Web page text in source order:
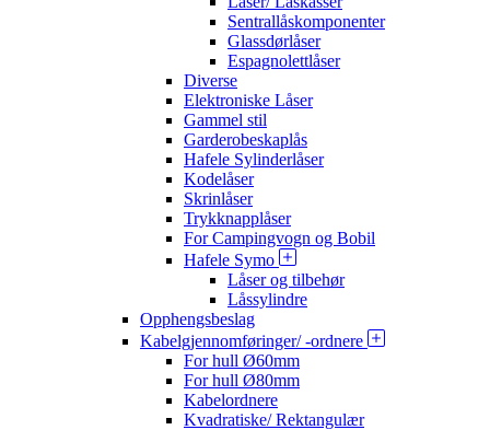
Sentrallåskomponenter
Glassdørlåser
Espagnolettlåser
Diverse
Elektroniske Låser
Gammel stil
Garderobeskaplås
Hafele Sylinderlåser
Kodelåser
Skrinlåser
Trykknapplåser
For Campingvogn og Bobil
Hafele Symo
Låser og tilbehør
Låssylindre
Opphengsbeslag
Kabelgjennomføringer/ -ordnere
For hull Ø60mm
For hull Ø80mm
Kabelordnere
Kvadratiske/ Rektangulær